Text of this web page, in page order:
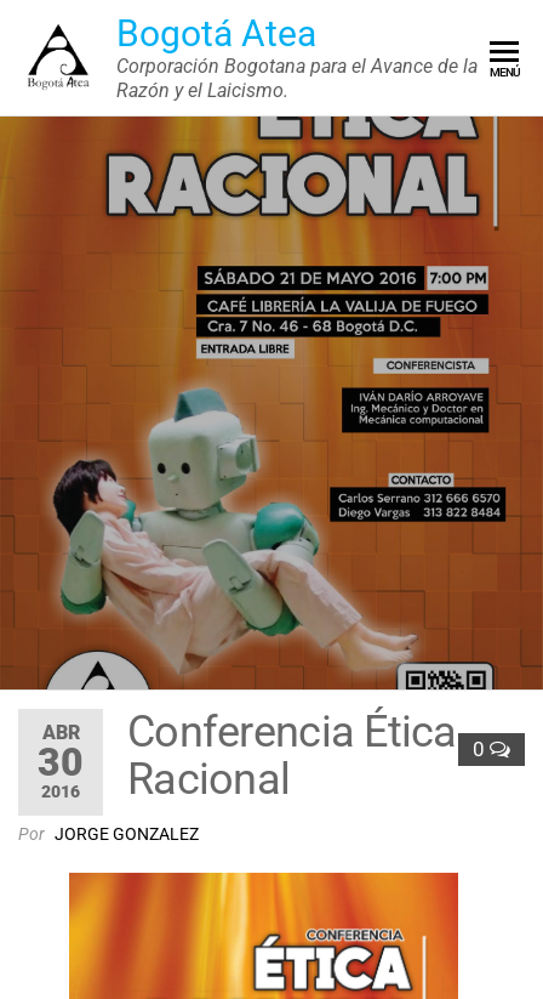
contenido
Bogotá Atea
Corporación Bogotana para el Avance de la
Razón y el Laicismo.
MENÚ
ABR
30
2016
0
Conferencia Ética
Racional
Por JORGE GONZALEZ